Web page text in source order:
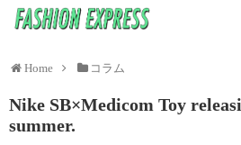
Home コラム
Nike SB×Medicom Toy
summer.